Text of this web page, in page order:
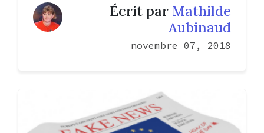
Écrit par Mathilde
Aubinaud
novembre 07, 2018